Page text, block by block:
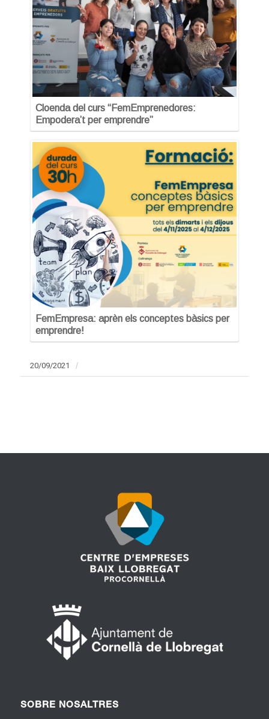
Cloenda del curs “FemEmprenedores:
Empodera’t per emprendre”
FemEmpresa: aprèn els conceptes bàsics per
emprendre!
20/09/2021 /
SOBRE NOSALTRES